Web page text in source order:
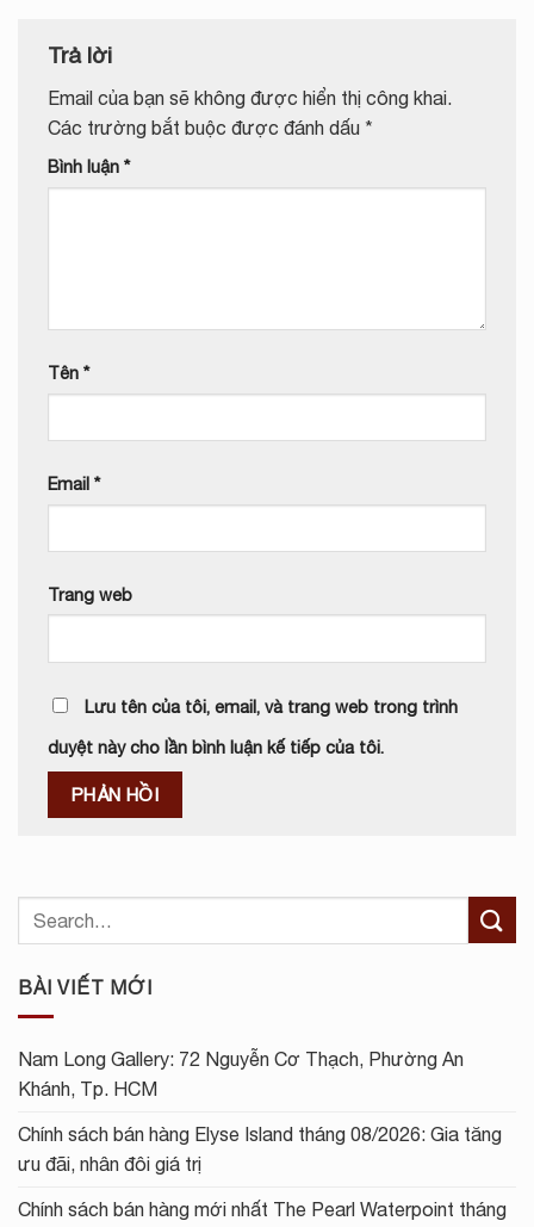
Trả lời
Email của bạn sẽ không được hiển thị công khai.
Các trường bắt buộc được đánh dấu *
Bình luận *
Tên *
Email *
Trang web
Lưu tên của tôi, email, và trang web trong trình
duyệt này cho lần bình luận kế tiếp của tôi.
BÀI VIẾT MỚI
Nam Long Gallery: 72 Nguyễn Cơ Thạch, Phường An
Khánh, Tp. HCM
Chính sách bán hàng Elyse Island tháng 08/2026: Gia tăng
ưu đãi, nhân đôi giá trị
Chính sách bán hàng mới nhất The Pearl Waterpoint tháng